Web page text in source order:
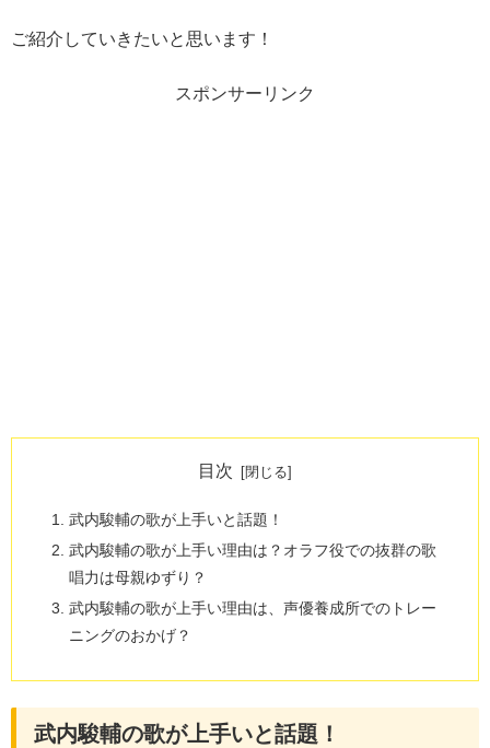
ご紹介していきたいと思います！
スポンサーリンク
目次
武内駿輔の歌が上手いと話題！
武内駿輔の歌が上手い理由は？オラフ役での抜群の歌
唱力は母親ゆずり？
武内駿輔の歌が上手い理由は、声優養成所でのトレー
ニングのおかげ？
武内駿輔の歌が上手いと話題！